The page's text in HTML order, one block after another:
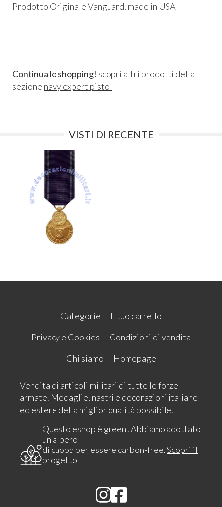
Prodotto Originale Vanguard, made in USA
Continua lo shopping! scopri altri prodotti della
sezione navy expert pistol
VISTI DI RECENTE
Categorie
Il tuo carrello
Privacy e Cookies
Condizioni di vendita
Chi siamo
Homepage
Vendita di articoli militari di tutte le forze
armate. Medaglie, nastri e decorazioni italiane
ed estere della miglior qualità possibile.
Questo eshop è green! Abbiamo adottato
un albero
di caoba per essere carbon-free.Scopri il
progetto